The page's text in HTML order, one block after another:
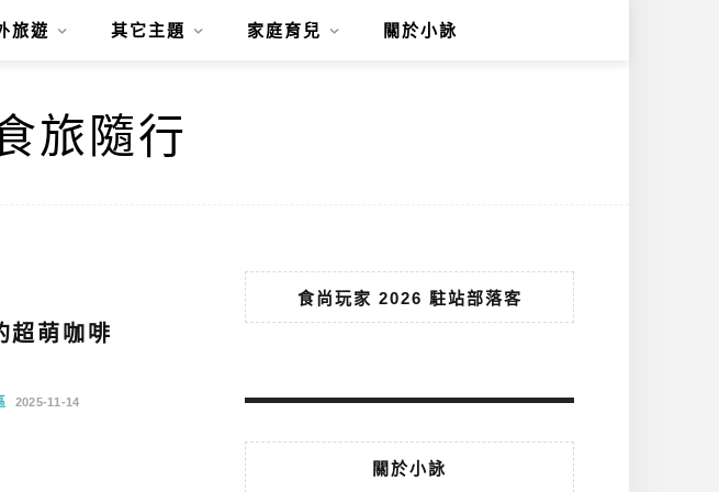
旅遊 其它主題 家庭育兒 關於小詠
超萌咖啡
2025-11-14
食尚玩家 2026 駐站部落客
關於小詠